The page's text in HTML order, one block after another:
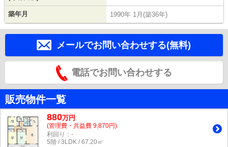
築年月 1990年 1月(築36年)
メールでお問い合わせする(無料)
電話でお問い合わせする
販売物件一覧
880万円
(管理費・共益費 9,870円)
利回り：-
5階 / 3LDK / 67.20㎡